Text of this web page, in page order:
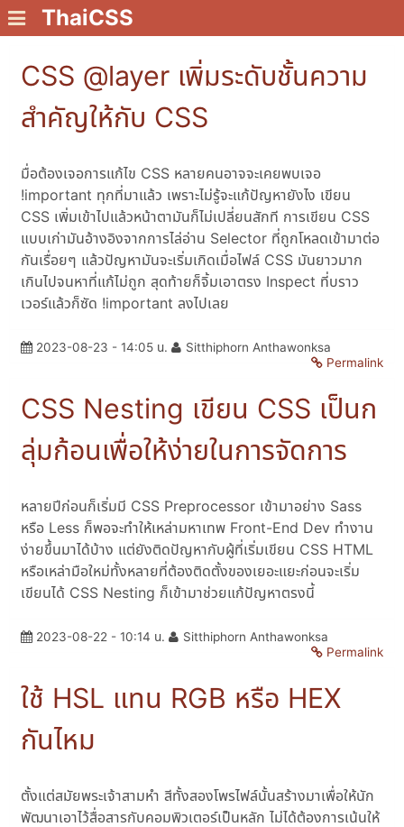
ThaiCSS
CSS @layer เพิ่มระดับชั้นความ
สำคัญให้กับ CSS
มื่อต้องเจอการแก้ไข CSS หลายคนอาจจะเคยพบเจอ
!important ทุกที่มาแล้ว เพราะไม่รู้จะแก้ปัญหายังไง เขียน
CSS เพิ่มเข้าไปแล้วหน้าตามันก็ไม่เปลี่ยนสักที การเขียน CSS
แบบเก่ามันอ้างอิงจากการไล่อ่าน Selector ที่ถูกโหลดเข้ามาต่อ
กันเรื่อยๆ แล้วปัญหามันจะเริ่มเกิดเมื่อไฟล์ CSS มันยาวมาก
เกินไปจนหาที่แก้ไม่ถูก สุดท้ายก็จิ้มเอาตรง Inspect ที่บราว
เวอร์แล้วก็ซัด !important ลงไปเลย
2023-08-23 - 14:05 น.
Sitthiphorn Anthawonksa
Permalink
CSS Nesting เขียน CSS เป็นก
ลุ่มก้อนเพื่อให้ง่ายในการจัดการ
หลายปีก่อนก็เริ่มมี CSS Preprocessor เข้ามาอย่าง Sass
หรือ Less ก็พอจะทำให้เหล่ามหาเทพ Front-End Dev ทำงาน
ง่ายขึ้นมาได้บ้าง แต่ยังติดปัญหากับผู้ที่เริ่มเขียน CSS HTML
หรือเหล่ามือใหม่ทั้งหลายที่ต้องติดตั้งของเยอะแยะก่อนจะเริ่ม
เขียนได้ CSS Nesting ก็เข้ามาช่วยแก้ปัญหาตรงนี้
2023-08-22 - 10:14 น.
Sitthiphorn Anthawonksa
Permalink
ใช้ HSL แทน RGB หรือ HEX
กันไหม
ตั้งแต่สมัยพระเจ้าสามหำ สีทั้งสองโพรไฟล์นั้นสร้างมาเพื่อให้นัก
พัฒนาเอาไว้สื่อสารกับคอมพิวเตอร์เป็นหลัก ไม่ได้ต้องการเน้นให้